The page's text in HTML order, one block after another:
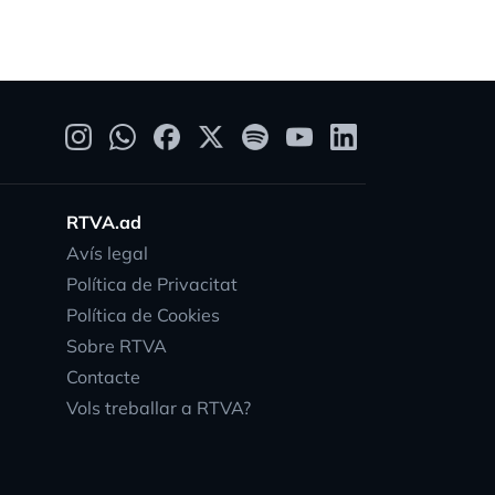
RTVA.ad
Avís legal
Política de Privacitat
Política de Cookies
Sobre RTVA
Contacte
Vols treballar a RTVA?